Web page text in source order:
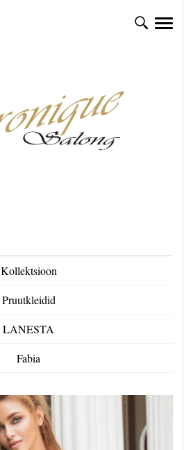
Kollektsioon
Pruutkleidid
LANESTA
Fabia